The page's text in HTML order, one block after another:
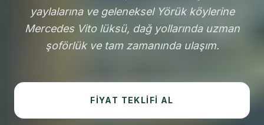
yaylalarına ve geleneksel Yörük köylerine
Mercedes Vito lüksü, dağ yollarında uzman
şoförlük ve tam zamanında ulaşım.
FIYAT TEKLIFI AL